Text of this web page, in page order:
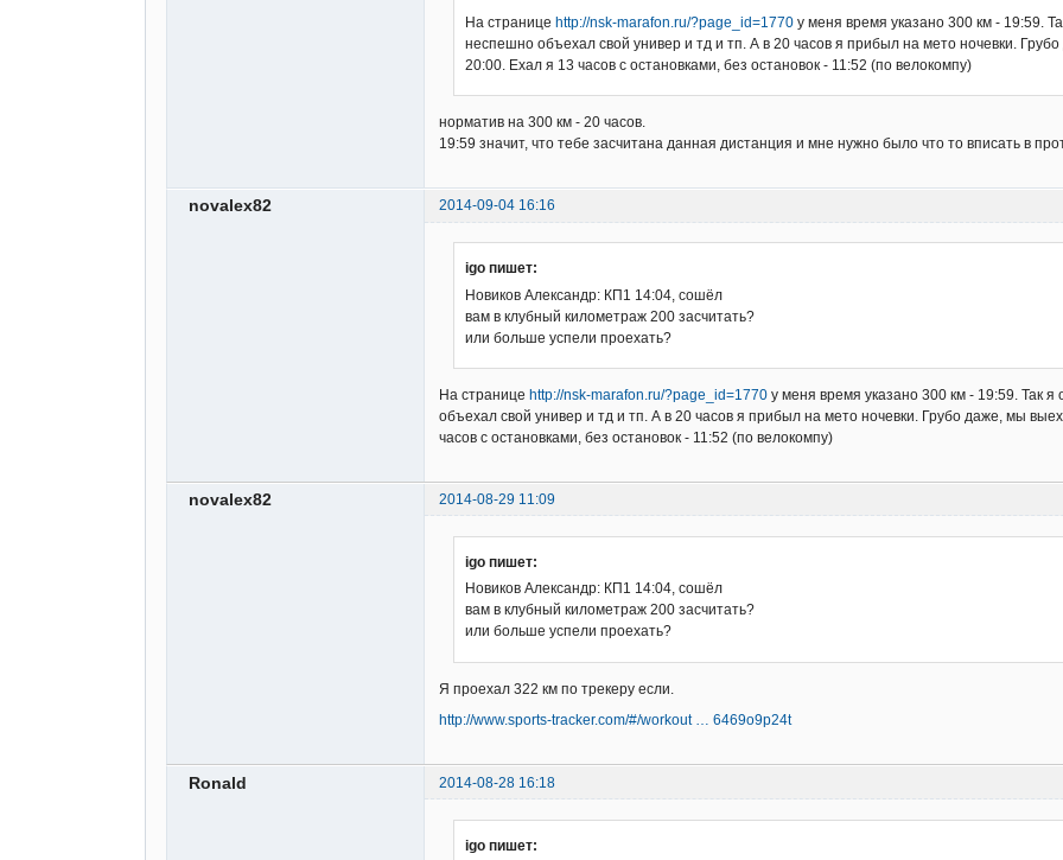
На странице http://nsk-marafon.ru/?page_id=1770 у меня время указано 300 км - 19:59.
неспешно объехал свой универ и тд и тп. А в 20 часов я прибыл на мето ночевки.
20:00. Ехал я 13 часов с остановками, без остановок - 11:52 (по велокомпу)
норматив на 300 км - 20 часов.
19:59 значит, что тебе засчитана данная дистанция и мне нужно было что то вписать в
novalex82 2014-09-04 16:16
igo пишет:
Новиков Александр: КП1 14:04, сошёл
вам в клубный километраж 200 засчитать?
или больше успели проехать?
На странице http://nsk-marafon.ru/?page_id=1770 у меня время указано 300 км - 19:59. Так
объехал свой универ и тд и тп. А в 20 часов я прибыл на мето ночевки. Грубо даже, мы
часов с остановками, без остановок - 11:52 (по велокомпу)
novalex82 2014-08-29 11:09
igo пишет:
Новиков Александр: КП1 14:04, сошёл
вам в клубный километраж 200 засчитать?
или больше успели проехать?
Я проехал 322 км по трекеру если.
http://www.sports-tracker.com/#/workout … 6469o9p24t
Ronald 2014-08-28 16:18
igo пишет: